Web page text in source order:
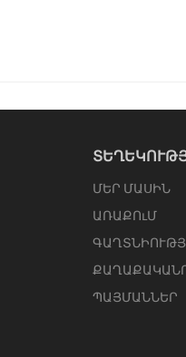
ՄԵՐ ՄԱՍԻՆ
ԱՌԱՔՈւՄ
ՊԱՅՄԱՆՆԵՐ